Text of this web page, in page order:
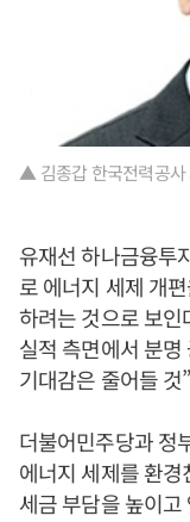
▲ 김종갑 한국전력공사
유재선 하나금융투
로 에너지 세제 개
하려는 것으로 보인
실적 측면에서 분
기대감은 줄어들
더불어민주당과 정
에너지 세제를 환
세금 부담을 높이